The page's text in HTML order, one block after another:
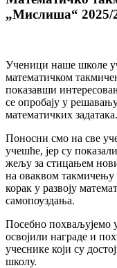
„Мислиша“ 2025/
Ученици наше школе
математичком
показавши
се опробају у
математичких задатака.
Поносни смо на све
учешће, јер су
жељу за стицањем
на оваквом такмичењу
корак у развоју
самопоуздања.
Посебно похваљујемо
освојили награде и
учеснике који су
школу.